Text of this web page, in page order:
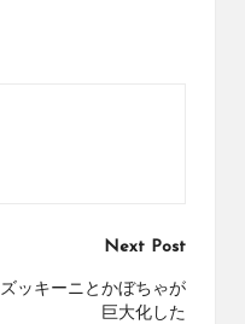
Next Post
ズッキーニとかぼちゃが
巨大化した